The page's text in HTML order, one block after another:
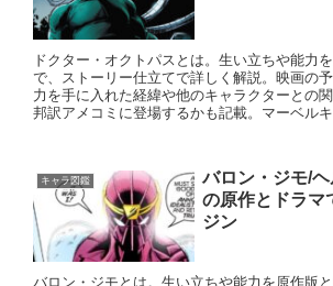
ドクター・オクトパスとは。生い立ちや能力
で、ストーリー仕立てで詳しく解説。映画の
力を手に入れた経緯や他のキャラクターとの
邦訳アメコミに登場するかも記載。マーベルキ
キャラ図鑑
バロン・ジモ/
の原作とドラマ
ジン
バロン・ジモとは。生い立ちや能力を原作版